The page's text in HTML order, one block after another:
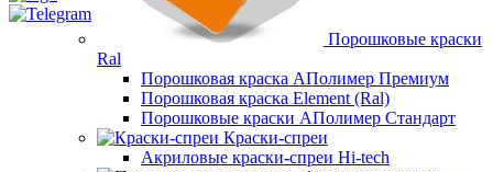
Порошковые краски
Ral
Порошковая краска АПолимер Премиум
Порошковая краска Element (Ral)
Порошковые краски АПолимер Стандарт
Краски-спреи
Акриловые краски-спреи Hi-tech